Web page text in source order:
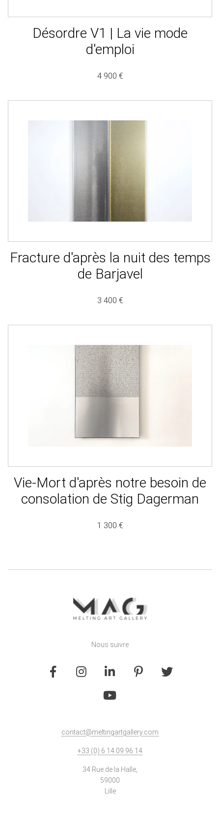
Désordre V1 | La vie mode
d'emploi
4 900 €
Fracture d'après la nuit des temps
de Barjavel
3 400 €
Vie-Mort d'après notre besoin de
consolation de Stig Dagerman
1 300 €
Nous suivre
contact@meltingartgallery.com
+33 (0) 6 14 09 96 14
34 Rue de la Halle,
59000
Lille